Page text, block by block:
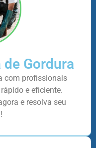
de Gordura
com profissionais
e eficiente.
e resolva seu